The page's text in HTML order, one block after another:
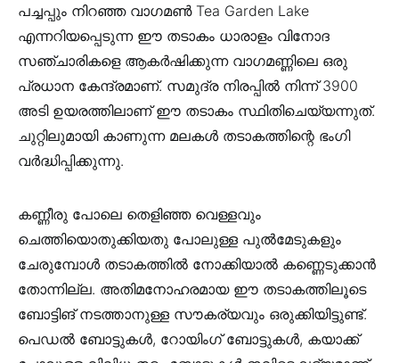
പച്ചപ്പും നിറഞ്ഞ വാഗമണ്‍ Tea Garden Lake
എന്നറിയപ്പെടുന്ന ഈ തടാകം ധാരാളം വിനോദ
സഞ്ചാരികളെ ആകർഷിക്കുന്ന വാഗമണ്ണിലെ ഒരു
പ്രധാന കേന്ദ്രമാണ്‌. സമുദ്ര നിരപ്പില്‍ നിന്ന് 3900
അടി ഉയരത്തിലാണ് ഈ തടാകം സ്ഥിതിചെയ്യന്നുത്.
ചുറ്റിലുമായി കാണുന്ന മലകള്‍ തടാകത്തിന്റെ ഭംഗി
വര്‍ദ്ധിപ്പിക്കുന്നു.
കണ്ണീരു പോലെ തെളിഞ്ഞ വെള്ളവും
ചെത്തിയൊതുക്കിയതു പോലുള്ള പുല്‍മേടുകളും
ചേരുമ്പോള്‍ തടാകത്തില്‍ നോക്കിയാല്‍ കണ്ണെടുക്കാന്‍
തോന്നില്ല. അതിമനോഹരമായ ഈ തടാകത്തിലൂടെ
ബോട്ടിങ് നടത്താനുള്ള സൗകര്യവും ഒരുക്കിയിട്ടുണ്ട്.
പെഡൽ ബോട്ടുകൾ, റോയിംഗ് ബോട്ടുകൾ, കയാക്ക്